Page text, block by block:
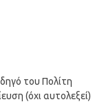
του Πολίτη
(όχι αυτολεξεί)